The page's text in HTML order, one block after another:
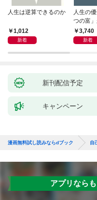
人生は逆算できるのか
1,012
新着
人生の
つの富
3,740
新着
新刊配信予定
キャンペーン
漫画無料試し読みならdブック 自
アプリなら